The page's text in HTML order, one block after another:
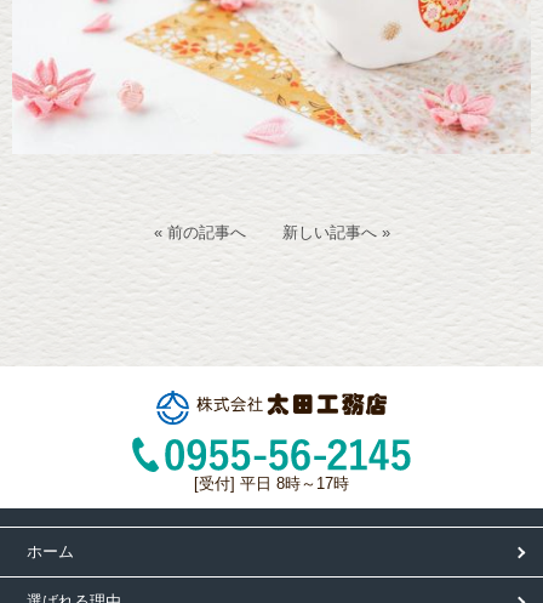
« 前の記事へ 新しい記事へ »
[受付] 平日 8時～17時
ホーム